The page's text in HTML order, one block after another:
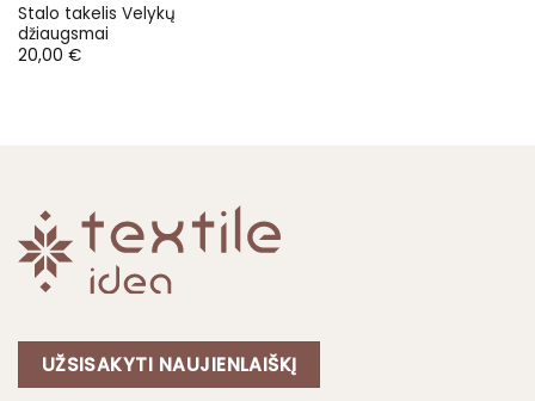
Stalo takelis Velykų
džiaugsmai
20,00 €
UŽSISAKYTI NAUJIENLAIŠKĮ